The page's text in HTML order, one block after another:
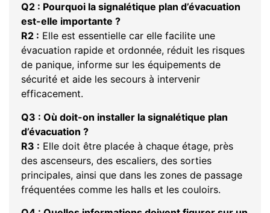
Q2 : Pourquoi la signalétique plan d’évacuation
est-elle importante ?
R2 : Elle est essentielle car elle facilite une
évacuation rapide et ordonnée, réduit les risques
de panique, informe sur les équipements de
sécurité et aide les secours à intervenir
efficacement.
Q3 : Où doit-on installer la signalétique plan
d’évacuation ?
R3 : Elle doit être placée à chaque étage, près
des ascenseurs, des escaliers, des sorties
principales, ainsi que dans les zones de passage
fréquentées comme les halls et les couloirs.